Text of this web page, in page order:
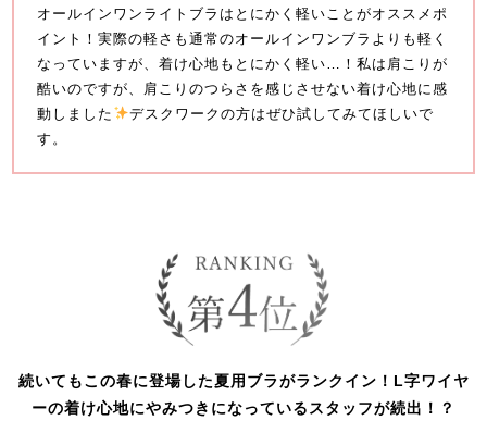
オールインワンライトブラはとにかく軽いことがオススメポ
イント！実際の軽さも通常のオールインワンブラよりも軽く
なっていますが、着け心地もとにかく軽い…！私は肩こりが
酷いのですが、肩こりのつらさを感じさせない着け心地に感
動しました
デスクワークの方はぜひ試してみてほしいで
す。
続いてもこの春に登場した夏用ブラがランクイン！L字ワイヤ
ーの着け心地にやみつきになっているスタッフが続出！？